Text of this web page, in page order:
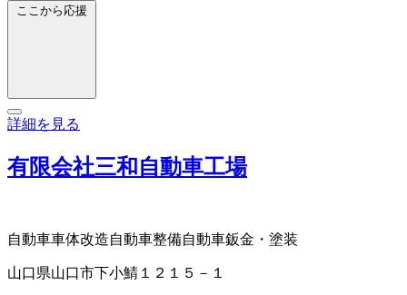
ここから応援
詳細を見る
有限会社三和自動車工場
自動車車体改造自動車整備自動車鈑金・塗装
山口県山口市下小鯖１２１５－１